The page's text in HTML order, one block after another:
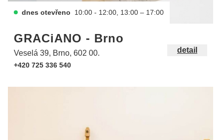
dnes otevřeno 10:00 - 12:00, 13:00 – 17:00
GRACiANO - Brno
Veselá 39, Brno, 602 00.
+420 725 336 540
detail